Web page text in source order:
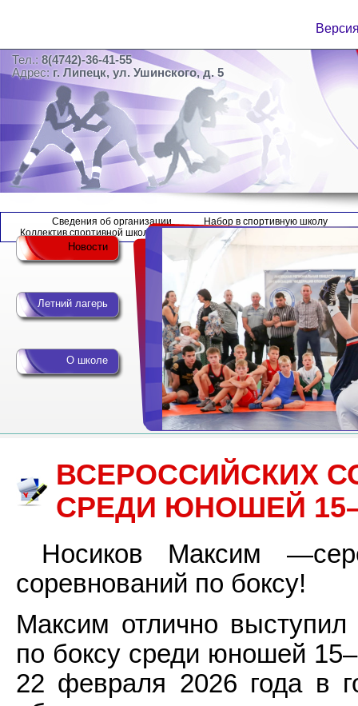
Тел.: 8(4742)-36-41-55
Адрес: г. Липецк, ул. Ушинского, д. 5
Сведения об организации
Набор в спортивную школу
Коллектив спортивной школы
Новости
Летний лагерь
О школе
ВСЕРОССИЙСКИХ
СРЕДИ ЮНОШЕЙ
Носиков Максим
соревнований по боксу!
Максим отлично выступил
по боксу среди юношей
22 февраля 2026 года в